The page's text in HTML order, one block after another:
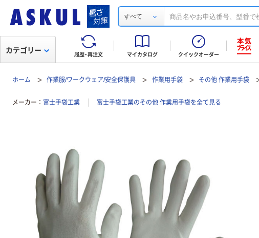
すべて
履歴・再注文 マイカタログ クイックオーダー
カテゴリー
ホーム 作業服/ワークウェア/安全保護具 作業用手袋 その他 作業用手袋
メーカー 富士手袋工業 富士手袋工業のその他 作業用手袋を全て見る